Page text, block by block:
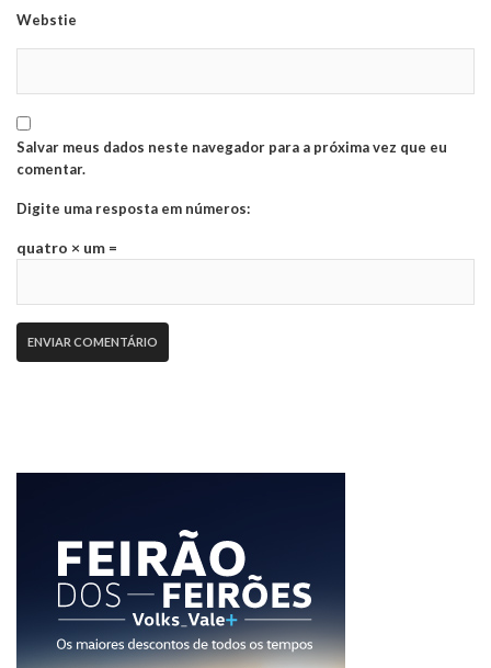
Webstie
Salvar meus dados neste navegador para a próxima vez que eu
comentar.
Digite uma resposta em números:
quatro × um =